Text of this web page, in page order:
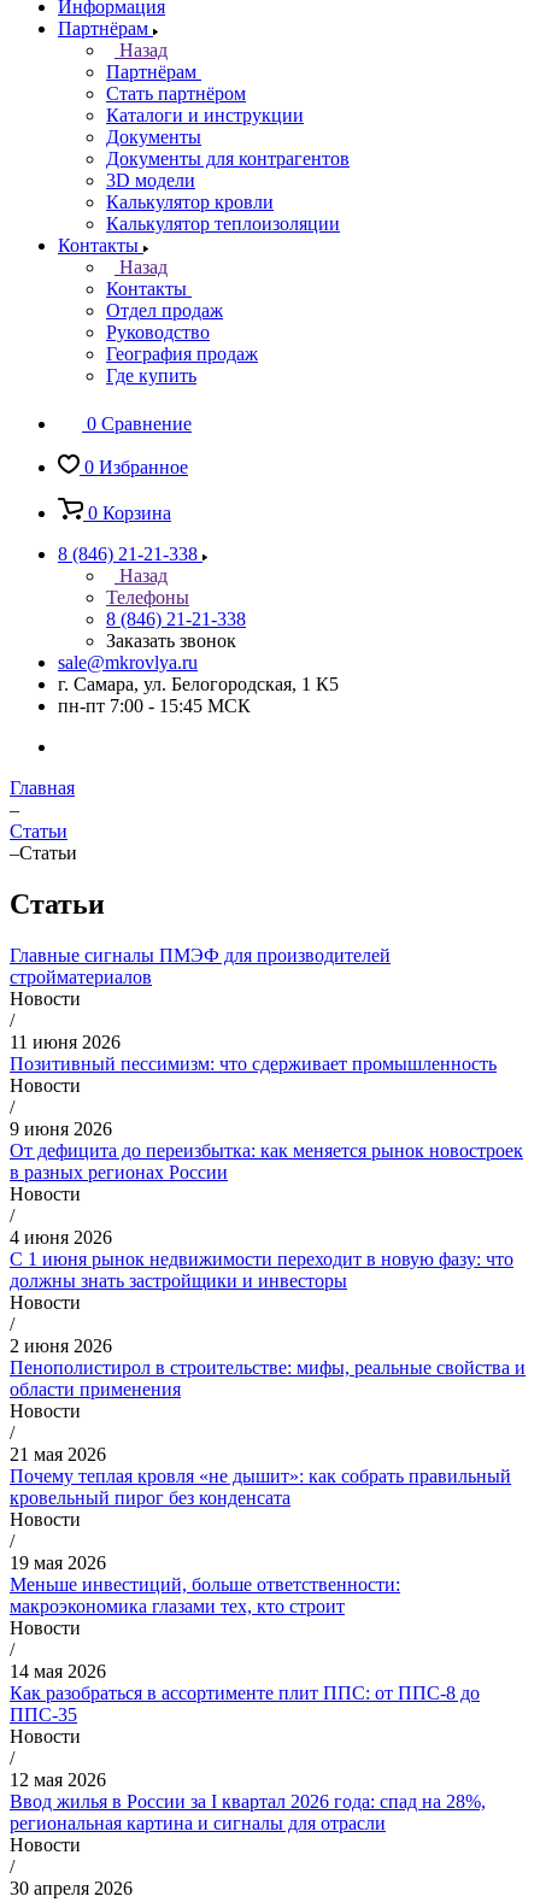
Информация
Партнёрам
Назад
Партнёрам
Стать партнёром
Каталоги и инструкции
Документы
Документы для контрагентов
3D модели
Калькулятор кровли
Калькулятор теплоизоляции
Контакты
Назад
Контакты
Отдел продаж
Руководство
География продаж
Где купить
0 Сравнение
0 Избранное
0 Корзина
8 (846) 21-21-338
Назад
Телефоны
8 (846) 21-21-338
Заказать звонок
sale@mkrovlya.ru
г. Самара, ул. Белогородская, 1 К5
пн-пт 7:00 - 15:45 МСК
Главная
–
Статьи
–Статьи
Статьи
Главные сигналы ПМЭФ для производителей
стройматериалов
Новости
/
11 июня 2026
Позитивный пессимизм: что сдерживает промышленность
Новости
/
9 июня 2026
От дефицита до переизбытка: как меняется рынок новостроек
в разных регионах России
Новости
/
4 июня 2026
С 1 июня рынок недвижимости переходит в новую фазу: что
должны знать застройщики и инвесторы
Новости
/
2 июня 2026
Пенополистирол в строительстве: мифы, реальные свойства и
области применения
Новости
/
21 мая 2026
Почему теплая кровля «не дышит»: как собрать правильный
кровельный пирог без конденсата
Новости
/
19 мая 2026
Меньше инвестиций, больше ответственности:
макроэкономика глазами тех, кто строит
Новости
/
14 мая 2026
Как разобраться в ассортименте плит ППС: от ППС-8 до
ППС-35
Новости
/
12 мая 2026
Ввод жилья в России за I квартал 2026 года: спад на 28%,
региональная картина и сигналы для отрасли
Новости
/
30 апреля 2026